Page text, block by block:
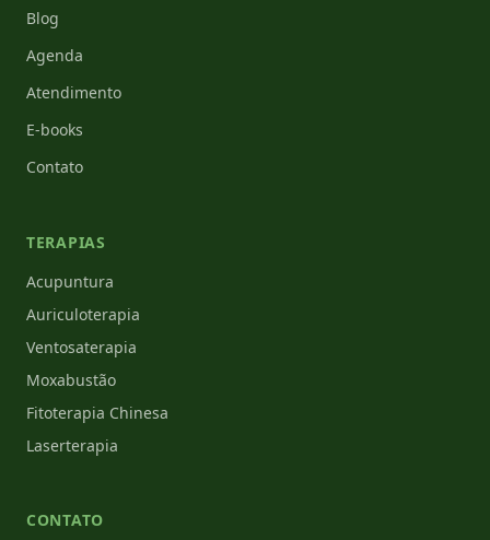
Blog
Agenda
Atendimento
E-books
Contato
TERAPIAS
Acupuntura
Auriculoterapia
Ventosaterapia
Moxabustão
Fitoterapia Chinesa
Laserterapia
CONTATO